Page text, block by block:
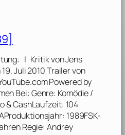
| Kritik von Jens
Juli 2010 Trailer von
Powered by
Bei: Genre: Komödie /
& CashLaufzeit: 104
1989FSK-
Regie: Andrey